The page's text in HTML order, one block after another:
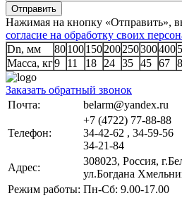
Отправить
Нажимая на кнопку «Отправить»,
согласие на обработку своих
Dn, мм
80100150200250300400
Масса, кг9 11 18 24 35 45 67
Заказать обратный звонок
Почта:
belarm@yandex.ru
Телефон:
+7 (4722) 77-88-88
34-42-62 , 34-59-56
34-21-84
Адрес:
308023, Россия,
ул.Богдана
Режим работы: Пн-Сб: 9.00-17.00